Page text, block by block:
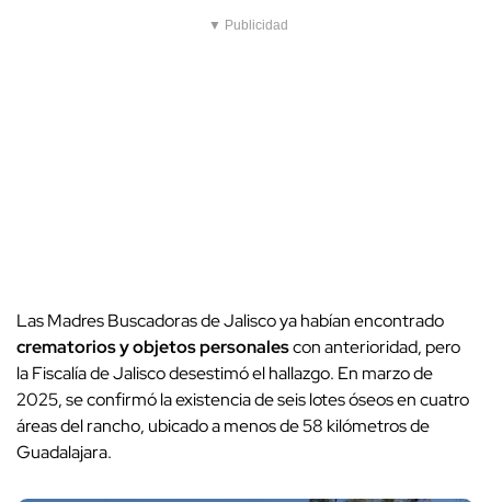
▼ Publicidad
Las Madres Buscadoras de Jalisco ya habían encontrado
crematorios y objetos personalescon anterioridad, pero
la Fiscalía de Jalisco desestimó el hallazgo. En marzo de
2025, se confirmó la existencia de seis lotes óseos en cuatro
áreas del rancho, ubicado a menos de 58 kilómetros de
Guadalajara.